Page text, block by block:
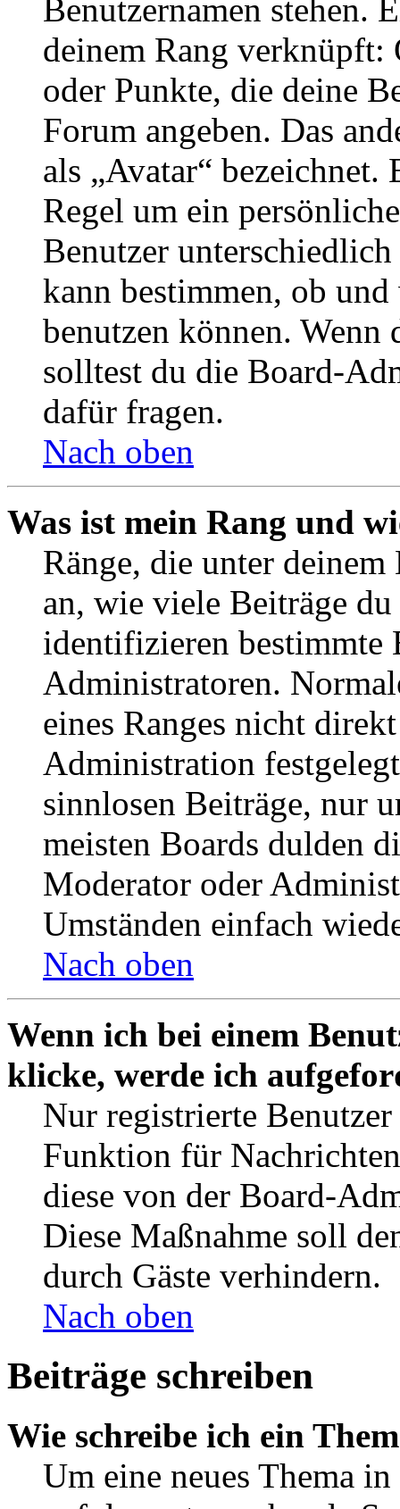
Benutzernamen stehen.
deinem Rang verknüpft:
oder Punkte, die deine
Forum angeben. Das
als „Avatar“
Regel um ein
Benutzer
kann bestimmen, ob
benutzen können. Wenn
solltest du die Board-
dafür fragen.
Nach oben
Was ist mein Rang und
Ränge, die unter deinem
an, wie viele Beiträge
identifizieren bestimmte
Administratoren.
eines Ranges nicht
Administration
sinnlosen Beiträge, nur
meisten Boards dulden
Moderator oder
Umständen einfach
Nach oben
Wenn ich bei einem
klicke, werde ich
Nur registrierte
Funktion für
diese von der Board-
Diese Maßnahme soll
durch Gäste verhindern.
Nach oben
Beiträge schreiben
Wie schreibe ich ein
Um eine neues Thema